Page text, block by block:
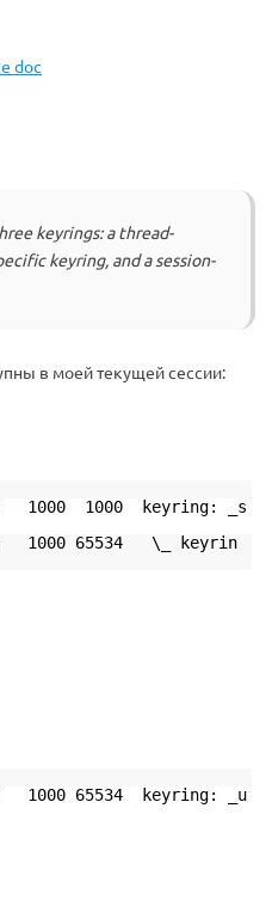
doc
keyrings: a thread-
keyring, and a session-
в моей текущей сессии:
1000 1000 keyring: _s
1000 65534 \_ keyrin
1000 65534 keyring: _u